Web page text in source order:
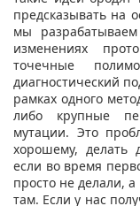
предсказывать на
мы
изменениях
точечные
диагностический
рамках одного
либо крупные
мутации. Это
хорошему, делать
если во время
просто не делали,
там. Если у нас